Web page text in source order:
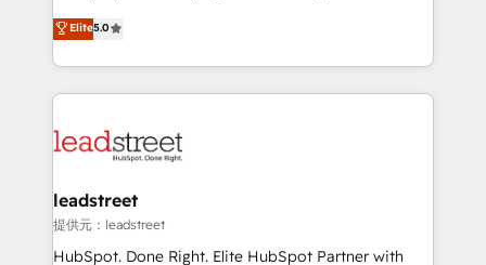
the United States, EU, UAE, Mexico and Latin
America. From casual user to super fan: make
grow with clarity, confidence, and intelligence.
Operating across the UK, Netherlands, Ireland, and
Canada, we’ve delivered thousands of successful
HubSpot projects for mid-market and enterprise
combine HubSpot, data, and AI to design connected
and technology for predictable, scalable revenue
growth. Our expertise spans RevOps, CRM and data
architecture, AI enablement, and strategic marketing,
Elite5.0
leadstreet
提供元：leadstreet
HubSpot. Done Right. Elite HubSpot Partner with